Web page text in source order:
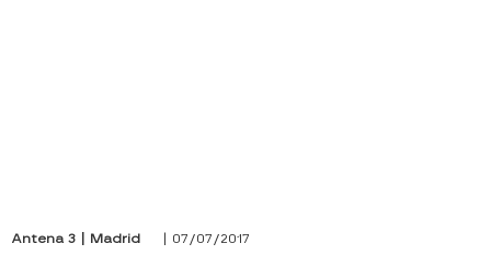
Antena 3 | Madrid | 07/07/2017